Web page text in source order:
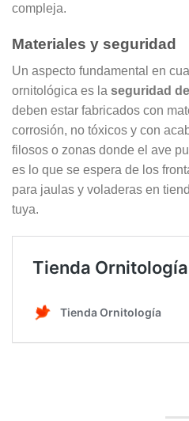
compleja.
Materiales y seguridad
Un aspecto fundamental en
ornitológica es la seguridad
deben estar fabricados con
corrosión, no tóxicos y con
filosos o zonas donde el ave
es lo que se espera de los
para jaulas y voladeras en
tuya.